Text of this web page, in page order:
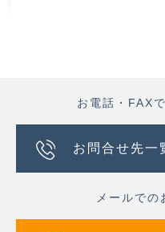
お電話・FAX
お問合せ先一
メールでの